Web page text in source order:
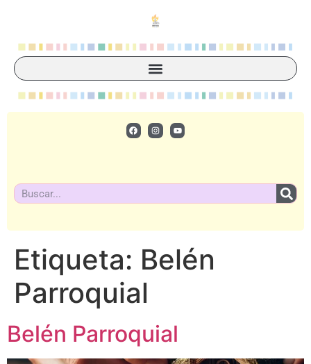
Etiqueta: Belén
Parroquial
Belén Parroquial